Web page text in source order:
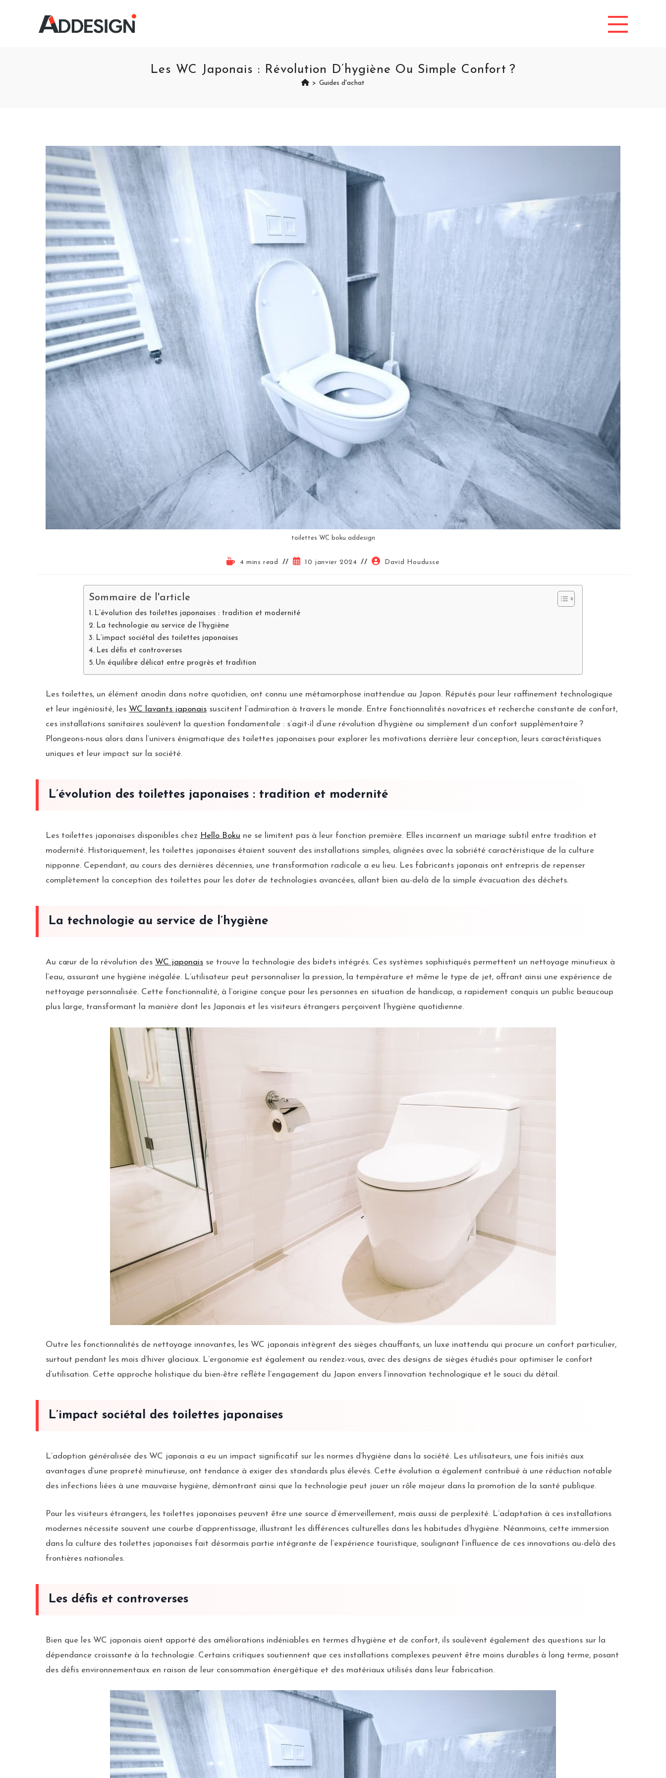
Les WC Japonais : Révolution D’hygiène Ou Simple Confort ?
> Guides d'achat
toilettes WC boku addesign
4 mins read 10 janvier 2024 David Houdusse
Sommaire de l'article
L’évolution des toilettes japonaises : tradition et modernité
La technologie au service de l’hygiène
L’impact sociétal des toilettes japonaises
Les défis et controverses
Un équilibre délicat entre progrès et tradition
Les toilettes, un élément anodin dans notre quotidien, ont connu une métamorphose inattendue au Japon. Réputés pour leur raffinement technologique
et leur ingéniosité, les WC lavants japonais suscitent l’admiration à travers le monde. Entre fonctionnalités novatrices et recherche constante de confort,
ces installations sanitaires soulèvent la question fondamentale : s’agit-il d’une révolution d’hygiène ou simplement d’un confort supplémentaire ?
Plongeons-nous alors dans l’univers énigmatique des toilettes japonaises pour explorer les motivations derrière leur conception, leurs caractéristiques
uniques et leur impact sur la société.
L’évolution des toilettes japonaises : tradition et modernité
Les toilettes japonaises disponibles chez Hello Boku ne se limitent pas à leur fonction première. Elles incarnent un mariage subtil entre tradition et
modernité. Historiquement, les toilettes japonaises étaient souvent des installations simples, alignées avec la sobriété caractéristique de la culture
nipponne. Cependant, au cours des dernières décennies, une transformation radicale a eu lieu. Les fabricants japonais ont entrepris de repenser
complètement la conception des toilettes pour les doter de technologies avancées, allant bien au-delà de la simple évacuation des déchets.
La technologie au service de l’hygiène
Au cœur de la révolution des WC japonais se trouve la technologie des bidets intégrés. Ces systèmes sophistiqués permettent un nettoyage minutieux à
l’eau, assurant une hygiène inégalée. L’utilisateur peut personnaliser la pression, la température et même le type de jet, offrant ainsi une expérience de
nettoyage personnalisée. Cette fonctionnalité, à l’origine conçue pour les personnes en situation de handicap, a rapidement conquis un public beaucoup
plus large, transformant la manière dont les Japonais et les visiteurs étrangers perçoivent l’hygiène quotidienne.
Outre les fonctionnalités de nettoyage innovantes, les WC japonais intègrent des sièges chauffants, un luxe inattendu qui procure un confort particulier,
surtout pendant les mois d’hiver glaciaux. L’ergonomie est également au rendez-vous, avec des designs de sièges étudiés pour optimiser le confort
d’utilisation. Cette approche holistique du bien-être reflète l’engagement du Japon envers l’innovation technologique et le souci du détail.
L’impact sociétal des toilettes japonaises
L’adoption généralisée des WC japonais a eu un impact significatif sur les normes d’hygiène dans la société. Les utilisateurs, une fois initiés aux
avantages d’une propreté minutieuse, ont tendance à exiger des standards plus élevés. Cette évolution a également contribué à une réduction notable
des infections liées à une mauvaise hygiène, démontrant ainsi que la technologie peut jouer un rôle majeur dans la promotion de la santé publique.
Pour les visiteurs étrangers, les toilettes japonaises peuvent être une source d’émerveillement, mais aussi de perplexité. L’adaptation à ces installations
modernes nécessite souvent une courbe d’apprentissage, illustrant les différences culturelles dans les habitudes d’hygiène. Néanmoins, cette immersion
dans la culture des toilettes japonaises fait désormais partie intégrante de l’expérience touristique, soulignant l’influence de ces innovations au-delà des
frontières nationales.
Les défis et controverses
Bien que les WC japonais aient apporté des améliorations indéniables en termes d’hygiène et de confort, ils soulèvent également des questions sur la
dépendance croissante à la technologie. Certains critiques soutiennent que ces installations complexes peuvent être moins durables à long terme, posant
des défis environnementaux en raison de leur consommation énergétique et des matériaux utilisés dans leur fabrication.